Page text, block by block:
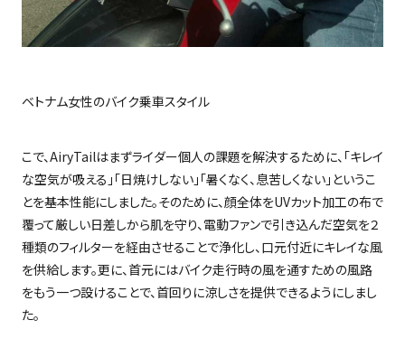
ベトナム女性のバイク乗車スタイル
こで、AiryTailはまずライダー個人の課題を解決するために、「キレイ
な空気が吸える」「日焼けしない」「暑くなく、息苦しくない」というこ
とを基本性能にしました。そのために、顔全体をUVカット加工の布で
覆って厳しい日差しから肌を守り、電動ファンで引き込んだ空気を２
種類のフィルターを経由させることで浄化し、口元付近にキレイな風
を供給します。更に、首元にはバイク走行時の風を通すための風路
をもう一つ設けることで、首回りに涼しさを提供できるようにしまし
た。